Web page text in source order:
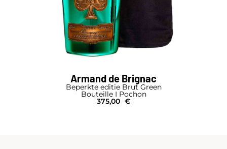
Armand de Brignac
Beperkte editie Brut Green
Bouteille I Pochon
375,00 €